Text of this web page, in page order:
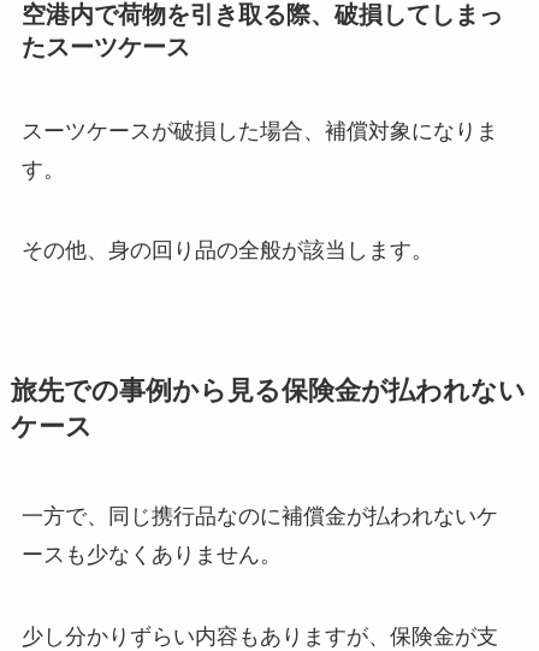
空港内で荷物を引き取る際、破損してしまっ
たスーツケース
スーツケースが破損した場合、補償対象になりま
す。
その他、身の回り品の全般が該当します。
旅先での事例から見る保険金が払われない
ケース
一方で、同じ携行品なのに補償金が払われないケ
ースも少なくありません。
少し分かりずらい内容もありますが、保険金が支